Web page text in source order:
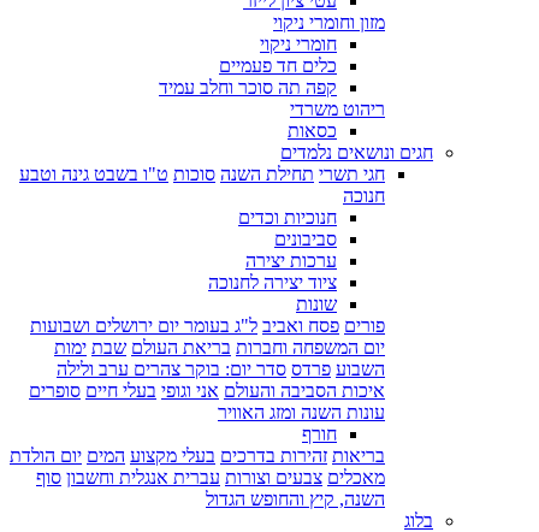
מזון וחומרי ניקוי
חומרי ניקוי
כלים חד פעמיים
קפה תה סוכר וחלב עמיד
ריהוט משרדי
כסאות
חגים ונושאים נלמדים
חגי תשרי תחילת השנה סוכות ט"ו בשבט גינה וטבע
חנוכה
חנוכיות וכדים
סביבונים
ערכות יצירה
ציוד יצירה לחנוכה
שונות
פורים פסח ואביב ל"ג בעומר יום ירושלים ושבועות
יום המשפחה וחברות בריאת העולם שבת ימות
השבוע פרדס סדר יום: בוקר צהרים ערב ולילה
איכות הסביבה והעולם אני וגופי בעלי חיים סופרים
עונות השנה ומזג האוויר
חורף
בריאות זהירות בדרכים בעלי מקצוע המים יום הולדת
מאכלים צבעים וצורות עברית אנגלית וחשבון סוף
השנה, קיץ והחופש הגדול
בלוג